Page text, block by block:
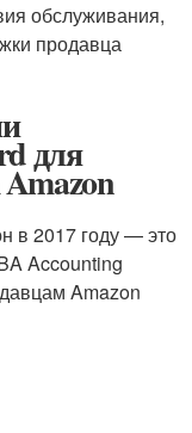
обслуживания,
продавца
для
в 2017 году — это
Accounting
Amazon